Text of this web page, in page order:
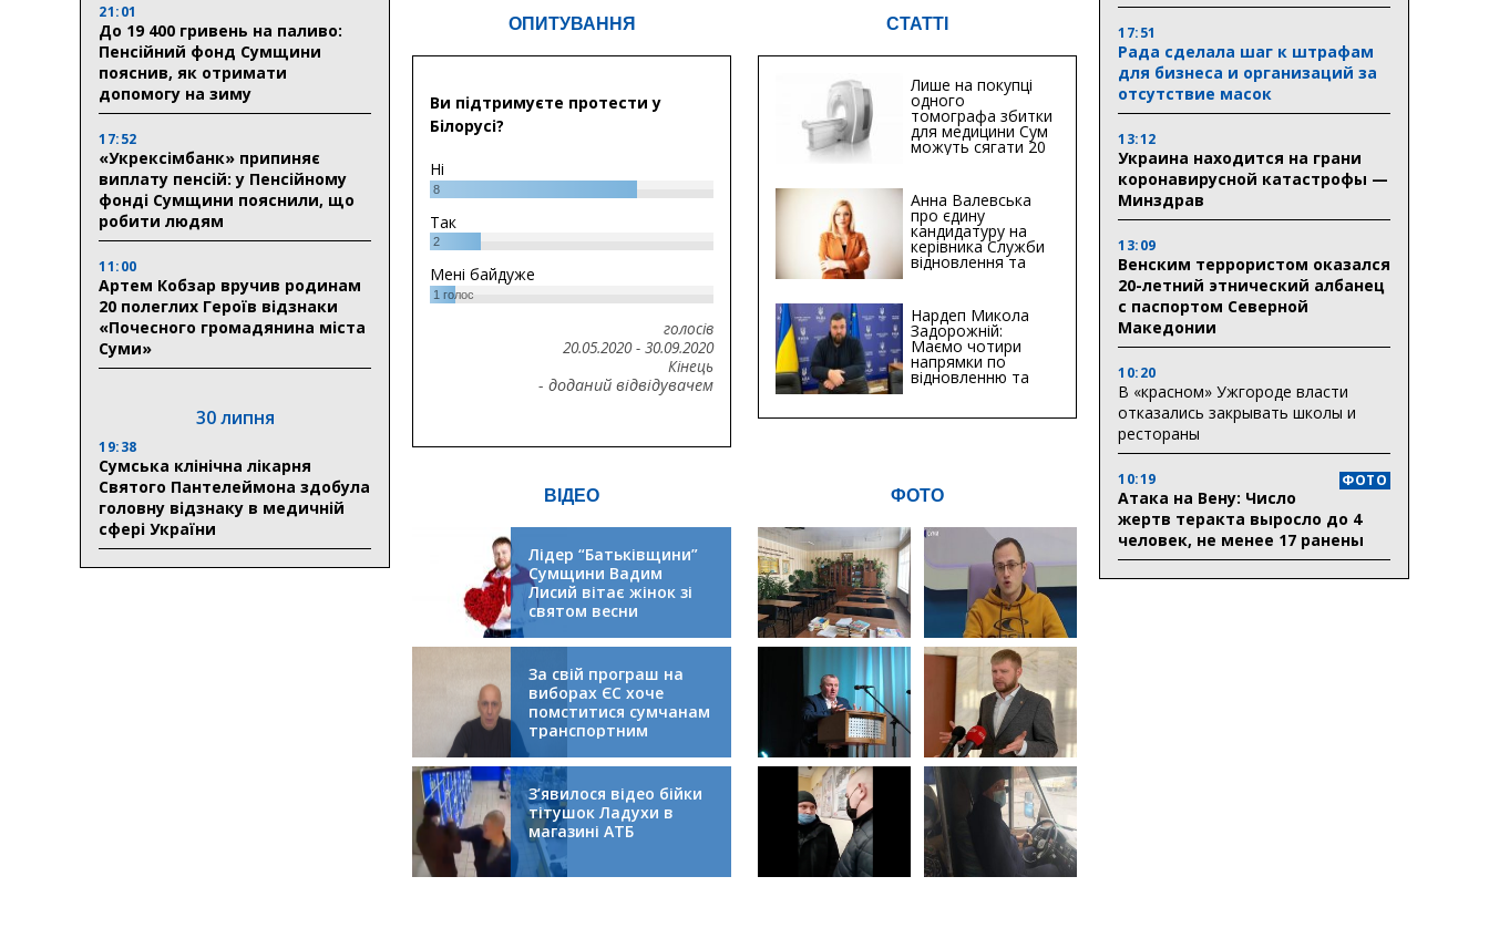
21:01
До 19 400 гривень на паливо:
Пенсійний фонд Сумщини
пояснив, як отримати
допомогу на зиму
17:52
«Укрексімбанк» припиняє
виплату пенсій: у Пенсійному
фонді Сумщини пояснили, що
робити людям
11:00
Артем Кобзар вручив родинам
20 полеглих Героїв відзнаки
«Почесного громадянина міста
Суми»
30 липня
19:38
Сумська клінічна лікарня
Святого Пантелеймона здобула
головну відзнаку в медичній
сфері України
ОПИТУВАННЯ
Ви підтримуєте протести у
Білорусі?
Ні
8
Так
2
Мені байдуже
1голос
голосів
20.05.2020- 30.09.2020
Кінець
- доданий відвідувачем
СТАТТІ
Лише на покупці
одного
томографа збитки
для медицини Сум
можуть сягати 20
мільйонів гривень
Анна Валевська
про єдину
кандидатуру на
керівника Служби
відновлення та
інфраструктури у
Хіба...
Нардеп Микола
Задорожній:
Маємо чотири
напрямки по
відновленню та
будівництву
інфраструктури
ВІДЕО
Лідер “Батьківщини”
Сумщини Вадим
Лисий вітає жінок зі
святом весни
За свій програш на
виборах ЄС хоче
помститися сумчанам
транспортним
колапсом
З’явилося відео бійки
тітушок Ладухи в
магазині АТБ
ФОТО
17:51
Рада сделала шаг к штрафам
для бизнеса и организаций за
отсутствие масок
13:12
Украина находится на грани
коронавирусной катастрофы —
Минздрав
13:09
Венским террористом оказался
20-летний этнический албанец
с паспортом Северной
Македонии
10:20
В «красном» Ужгороде власти
отказались закрывать школы и
рестораны
10:19 ФОТО
Атака на Вену: Число
жертв теракта выросло до 4
человек, не менее 17 ранены